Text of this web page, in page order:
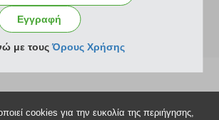
Εγγραφή
με τουςΌρους Χρήσης
cookies για την ευκολία της περιήγησης,